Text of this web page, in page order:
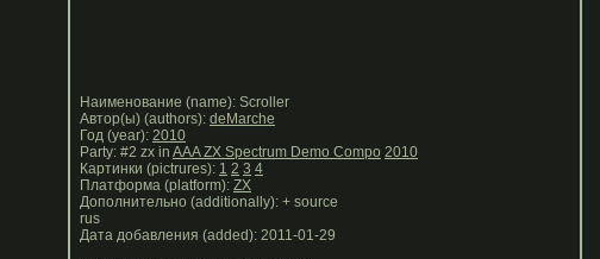
Наименование (name): Scroller
Автор(ы) (authors): deMarche
Год (year): 2010
Party: #2 zx in AAA ZX Spectrum Demo Compo 2010
Картинки (pictrures): 1 2 3 4
Платформа (platform): ZX
Дополнительно (additionally): + source
rus
Дата добавления (added): 2011-01-29